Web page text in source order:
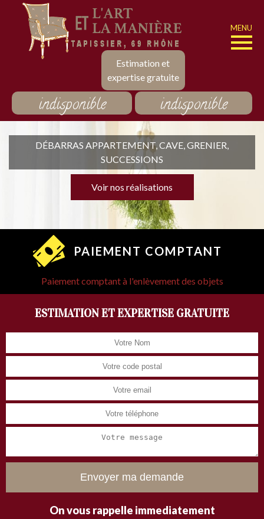
Estimation et
expertise gratuite
MENU
indisponible indisponible
DÉBARRAS APPARTEMENT, CAVE, GRENIER,
SUCCESSIONS
Voir nos réalisations
PAIEMENT COMPTANT
Paiement comptant à l'enlèvement des objets
ESTIMATION ET EXPERTISE GRATUITE
On vous rappelle immediatement